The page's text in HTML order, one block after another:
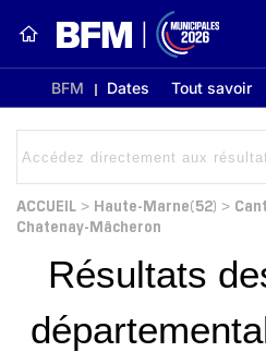
BFM Dates Tout savoir
ACCUEIL > Haute-Marne(52) >
Chatenay-Mâcheron
Résultats